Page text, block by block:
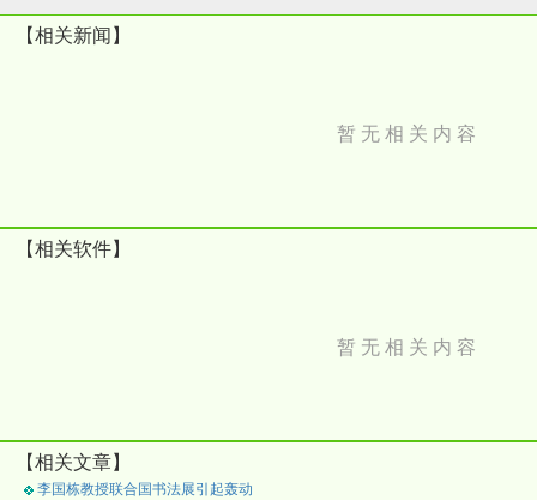
【相关新闻】
暂 无 相 关 内 容
【相关软件】
暂 无 相 关 内 容
【相关文章】
李国栋教授联合国书法展引起轰动